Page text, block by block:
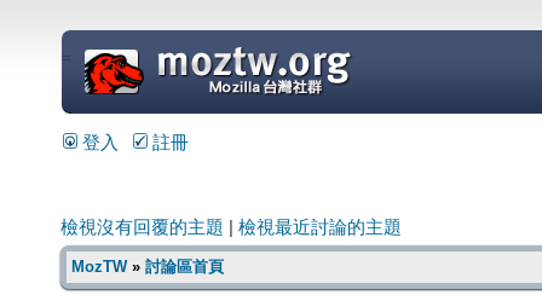
=
登入 註冊
檢視沒有回覆的主題 檢視最近討論的主題
MozTW» 討論區首頁